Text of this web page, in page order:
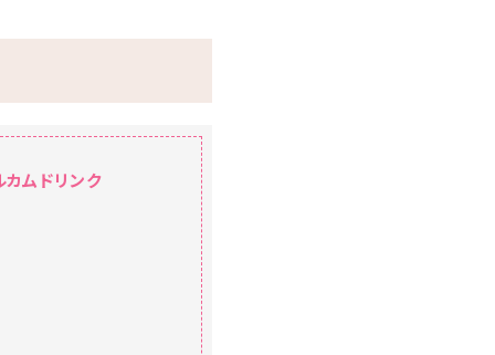
ムドリンク